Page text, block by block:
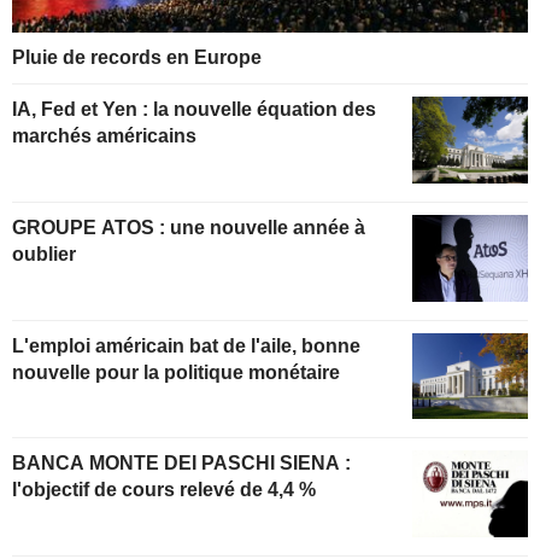
Pluie de records en Europe
IA, Fed et Yen : la nouvelle équation des
marchés américains
GROUPE ATOS : une nouvelle année à
oublier
L'emploi américain bat de l'aile, bonne
nouvelle pour la politique monétaire
BANCA MONTE DEI PASCHI SIENA :
l'objectif de cours relevé de 4,4 %